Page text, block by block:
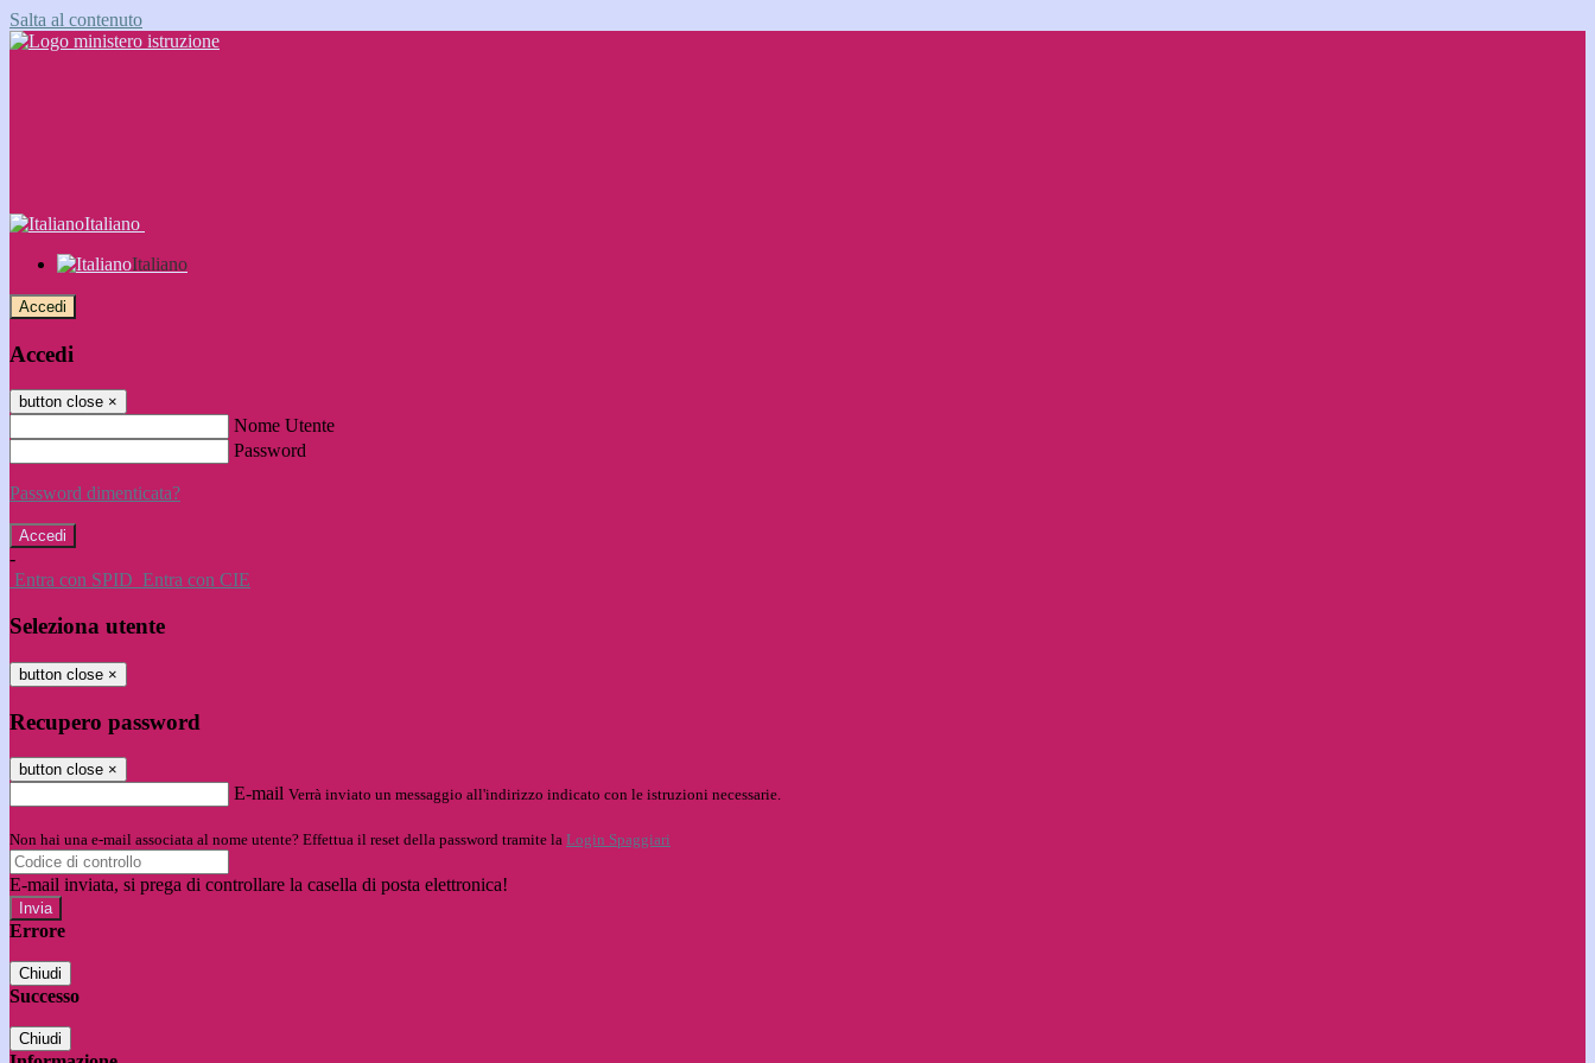
Salta al contenuto
Italiano
Italiano
Accedi
Accedi
button close ×
Nome Utente
Password
Password dimenticata?
-
Entra con SPID Entra con CIE
Seleziona utente
button close ×
Recupero password
button close ×
E-mail Verrà inviato un messaggio all'indirizzo indicato con le istruzioni necessarie.
Non hai una e-mail associata al nome utente? Effettua il reset della password tramite la Login Spaggiari
E-mail inviata, si prega di controllare la casella di posta elettronica!
Errore
Chiudi
Successo
Chiudi